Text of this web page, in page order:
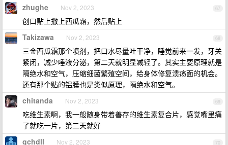
67
zhughe Nov 2, 2023
创口贴上撒上西瓜霜，然后贴上
68
Takizawa Nov 2, 2023
三金西瓜霜那个喷剂，把口水尽量吐干净，睡觉前来一发，牙关
紧闭，减少唾液分泌，第二天就明显减轻了。其实主要原理就是
隔绝水和空气，压缩细菌繁殖空间，给身体修复溃疡面的机会。
还有那个贴的铝膜也是类似原理，隔绝水和空气。
69
chitanda Nov 2, 2023
吃维生素啊，我一般随身带着善存的维生素复合片，感觉嘴里痛
了就吃一片，第二天就好
70
gchdll Nov 2, 2023